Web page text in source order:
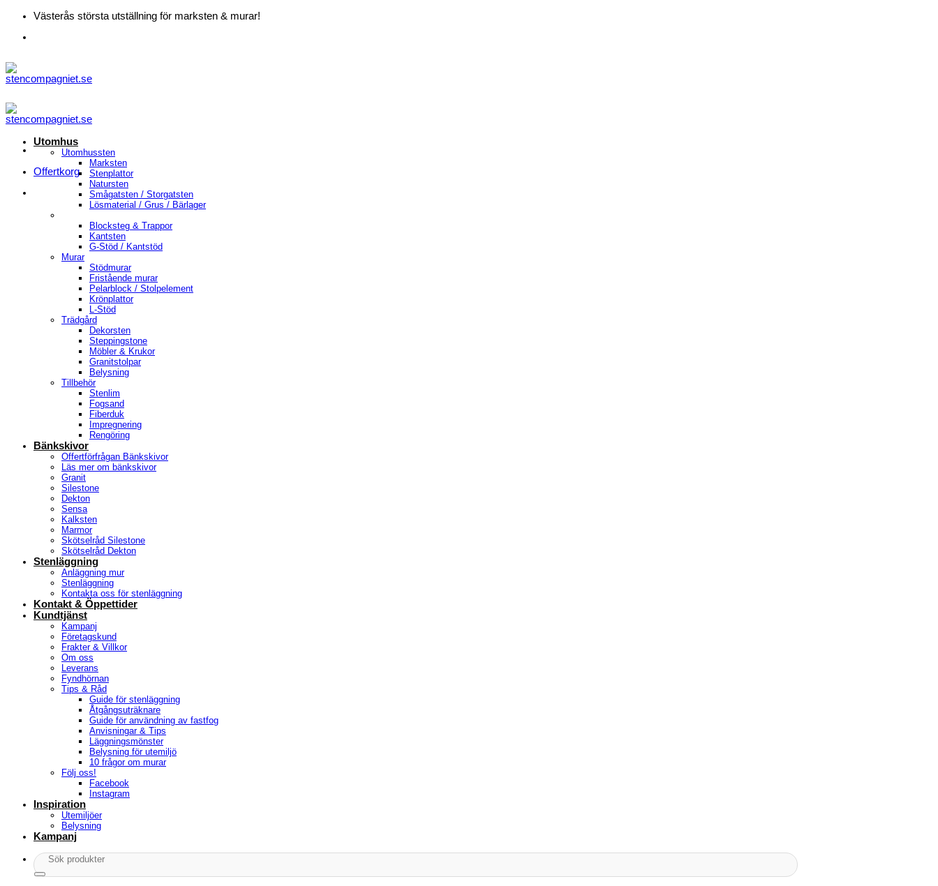
Skip
content
Västerås största utställning för marksten & murar!
Offertkorg
Utomhus
Utomhussten
Marksten
Stenplattor
Natursten
Smågatsten / Storgatsten
Lösmaterial / Grus / Bärlager
Blocksteg & Trappor
Kantsten
G-Stöd / Kantstöd
Murar
Stödmurar
Fristående murar
Pelarblock / Stolpelement
Krönplattor
L-Stöd
Trädgård
Dekorsten
Steppingstone
Möbler & Krukor
Granitstolpar
Belysning
Tillbehör
Stenlim
Fogsand
Fiberduk
Impregnering
Rengöring
Bänkskivor
Offertförfrågan Bänkskivor
Läs mer om bänkskivor
Granit
Silestone
Dekton
Sensa
Kalksten
Marmor
Skötselråd Silestone
Skötselråd Dekton
Stenläggning
Anläggning mur
Stenläggning
Kontakta oss för stenläggning
Kontakt & Öppettider
Kundtjänst
Kampanj
Företagskund
Frakter & Villkor
Om oss
Leverans
Fyndhörnan
Tips & Råd
Guide för stenläggning
Åtgångsuträknare
Guide för användning av fastfog
Anvisningar & Tips
Läggningsmönster
Belysning för utemiljö
10 frågor om murar
Följ oss!
Facebook
Instagram
Inspiration
Utemiljöer
Belysning
Kampanj
Sök
efter: